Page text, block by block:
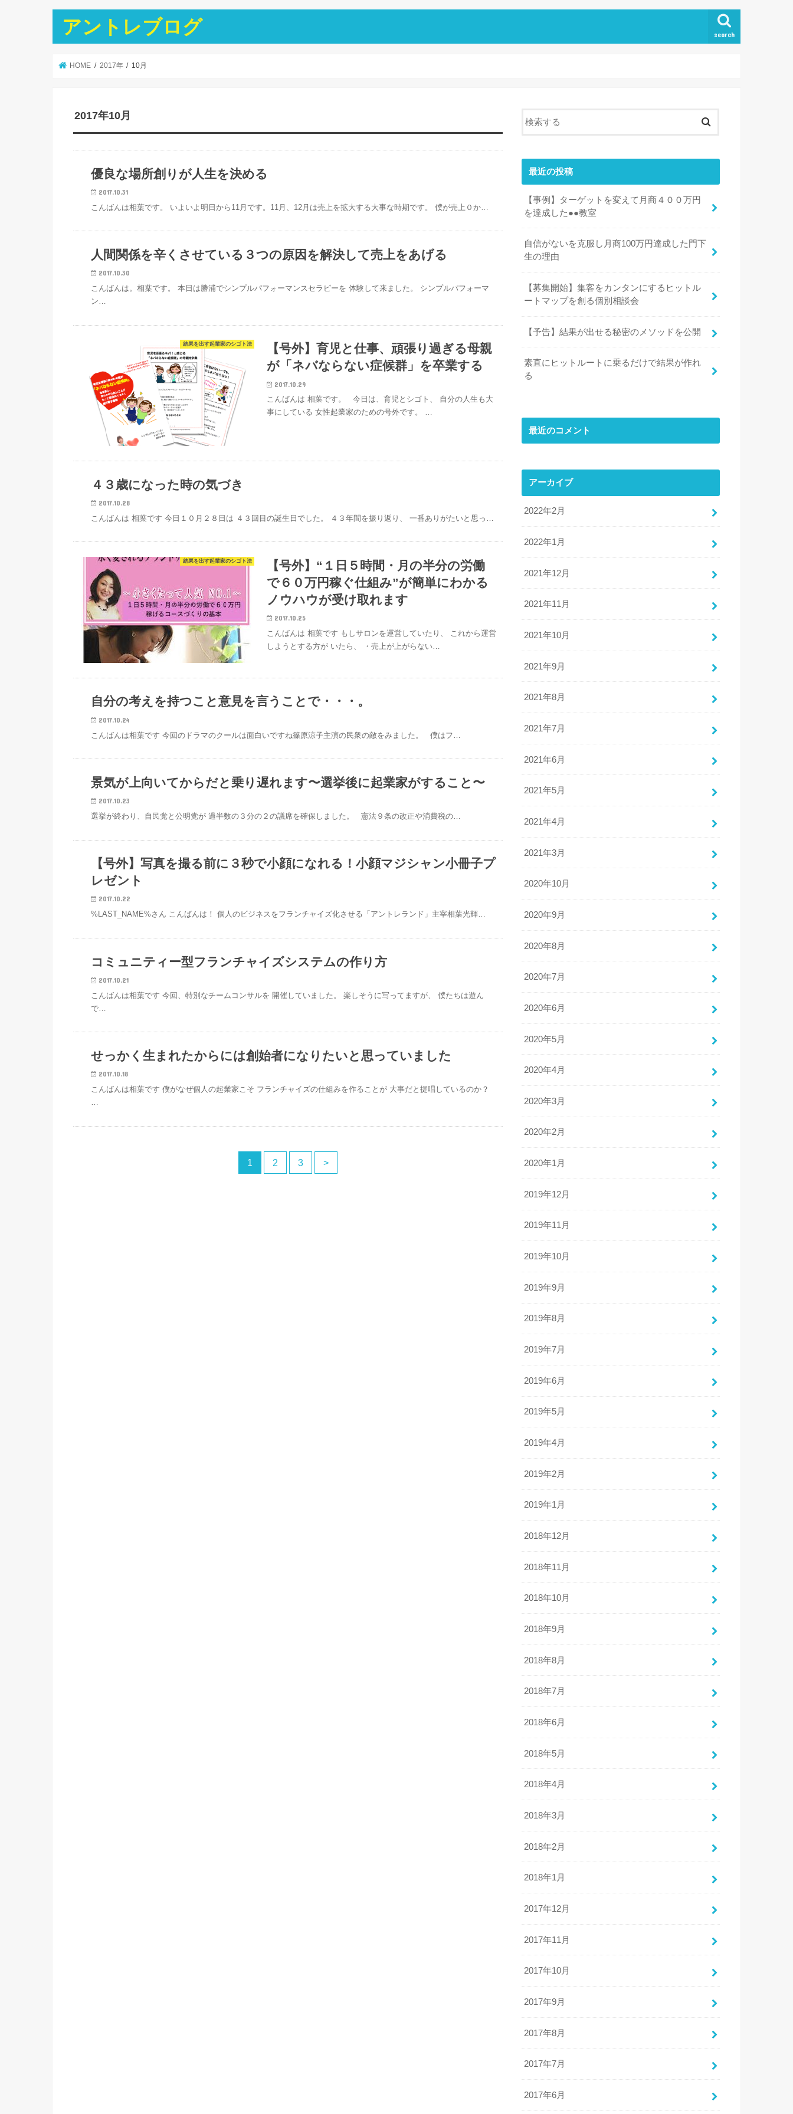
アントレブログ search
HOME 2017年 10月
2017年10月
結果を出す起業家のシゴト法
優良な場所創りが人生を決める
2017.10.31
こんばんは相葉です。 いよいよ明日から11月です。11月、12月は売上を拡大する大事な時期です。 僕が売上０か…
結果を出す起業家のシゴト法
人間関係を辛くさせている３つの原因を解決して売上をあげる
2017.10.30
こんばんは。相葉です。 本日は勝浦でシンプルパフォーマンスセラピーを 体験して来ました。 シンプルパフォーマ
ン…
結果を出す起業家のシゴト法
【号外】育児と仕事、頑張り過ぎる母親
が「ネバならない症候群」を卒業する
2017.10.29
こんばんは 相葉です。 今日は、育児とシゴト、 自分の人生も大
事にしている 女性起業家のための号外です。 …
結果を出す起業家のシゴト法
４３歳になった時の気づき
2017.10.28
こんばんは 相葉です 今日１０月２８日は ４３回目の誕生日でした。 ４３年間を振り返り、 一番ありがたいと思っ…
結果を出す起業家のシゴト法
【号外】“１日５時間・月の半分の労働
で６０万円稼ぐ仕組み”が簡単にわかる
ノウハウが受け取れます
2017.10.25
こんばんは 相葉です もしサロンを運営していたり、 これから運営
しようとする方が いたら、 ・売上が上がらない…
結果を出す起業家のシゴト法
自分の考えを持つこと意見を言うことで・・・。
2017.10.24
こんばんは相葉です 今回のドラマのクールは面白いですね篠原涼子主演の民衆の敵をみました。 僕はフ…
結果を出す起業家のシゴト法
景気が上向いてからだと乗り遅れます〜選挙後に起業家がすること〜
2017.10.23
選挙が終わり、自民党と公明党が 過半数の３分の２の議席を確保しました。 憲法９条の改正や消費税の…
結果を出す起業家のシゴト法
【号外】写真を撮る前に３秒で小顔になれる！小顔マジシャン小冊子プ
レゼント
2017.10.22
%LAST_NAME%さん こんばんは！ 個人のビジネスをフランチャイズ化させる「アントレランド」主宰相葉光輝…
結果を出す起業家のシゴト法
コミュニティー型フランチャイズシステムの作り方
2017.10.21
こんばんは相葉です 今回、特別なチームコンサルを 開催していました。 楽しそうに写ってますが、 僕たちは遊ん
で…
結果を出す起業家のシゴト法
せっかく生まれたからには創始者になりたいと思っていました
2017.10.18
こんばんは相葉です 僕がなぜ個人の起業家こそ フランチャイズの仕組みを作ることが 大事だと提唱しているのか？
…
1 2 3 >
最近の投稿
【事例】ターゲットを変えて月商４００万円
を達成した●●教室
自信がないを克服し月商100万円達成した門下
生の理由
【募集開始】集客をカンタンにするヒットル
ートマップを創る個別相談会
【予告】結果が出せる秘密のメソッドを公開
素直にヒットルートに乗るだけで結果が作れ
る
最近のコメント
アーカイブ
2022年2月
2022年1月
2021年12月
2021年11月
2021年10月
2021年9月
2021年8月
2021年7月
2021年6月
2021年5月
2021年4月
2021年3月
2020年10月
2020年9月
2020年8月
2020年7月
2020年6月
2020年5月
2020年4月
2020年3月
2020年2月
2020年1月
2019年12月
2019年11月
2019年10月
2019年9月
2019年8月
2019年7月
2019年6月
2019年5月
2019年4月
2019年2月
2019年1月
2018年12月
2018年11月
2018年10月
2018年9月
2018年8月
2018年7月
2018年6月
2018年5月
2018年4月
2018年3月
2018年2月
2018年1月
2017年12月
2017年11月
2017年10月
2017年9月
2017年8月
2017年7月
2017年6月